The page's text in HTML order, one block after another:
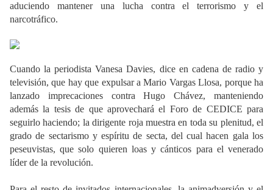
aduciendo mantener una lucha contra el terrorismo y el
narcotráfico.
Cuando la periodista Vanesa Davies, dice en cadena de radio y
televisión, que hay que expulsar a Mario Vargas Llosa, porque ha
lanzado imprecaciones contra Hugo Chávez, manteniendo
además la tesis de que aprovechará el Foro de CEDICE para
seguirlo haciendo; la dirigente roja muestra en toda su plenitud, el
grado de sectarismo y espíritu de secta, del cual hacen gala los
peseuvistas, que solo quieren loas y cánticos para el venerado
líder de la revolución.